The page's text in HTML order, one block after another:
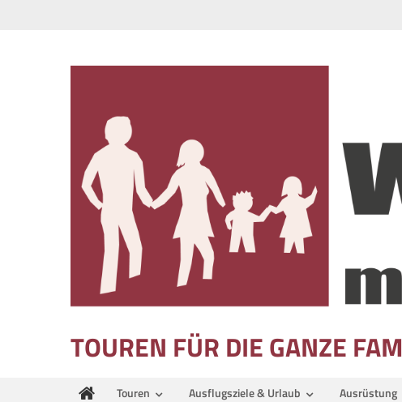
TOUREN FÜR DIE GANZE
Touren Ausflugsziele & Urlaub Ausrüstung